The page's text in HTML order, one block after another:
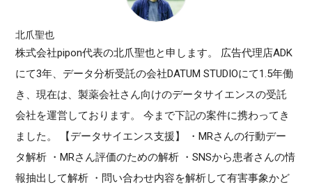
北爪聖也
株式会社pipon代表の北爪聖也と申します。 広告代理店ADK
にて3年、データ分析受託の会社DATUM STUDIOにて1.5年働
き、現在は、製薬会社さん向けのデータサイエンスの受託
会社を運営しております。 今まで下記の案件に携わってき
ました。 【データサイエンス支援】 ・MRさんの行動デー
タ解析 ・MRさん評価のための解析 ・SNSから患者さんの情
報抽出して解析 ・問い合わせ内容を解析して有害事象かど